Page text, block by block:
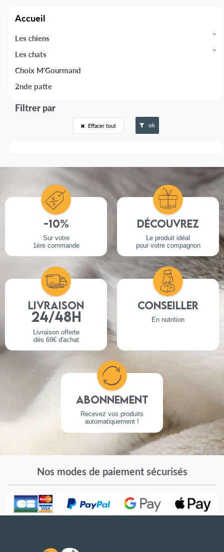
Accueil
Les chiens
Les chats
Choix M'Gourmand
2nde patte
Effacer tout ok
-10%
Sur votre
1ère commande
Découvrez
Le produit idéal
pour votre compagnon
Livraison
24/48h
Livraison offerte
dès 69€ d'achat
Conseiller
En nutrition
Abonnement
Recevez vos produits
automatiquement !
Nos modes de paiement sécurisés